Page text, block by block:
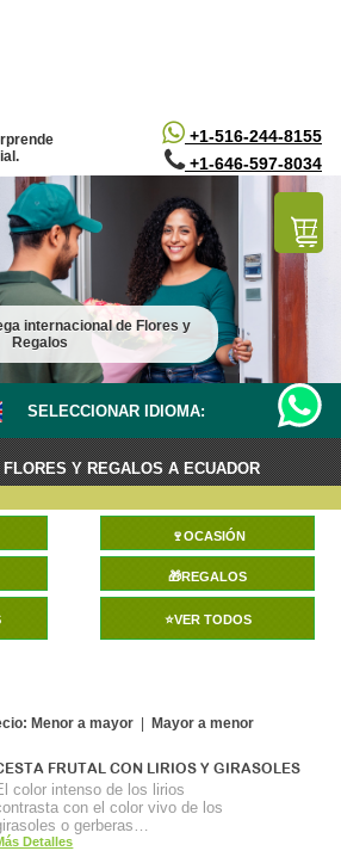
+1-516-244-8155
+1-646-597-8034
internacional de Flores y
Regalos
SELECCIONAR IDIOMA:
Y REGALOS A ECUADOR
🍷OCASIÓN
🎁REGALOS
⭐VER TODOS
Menor a mayor Mayor a menor
FRUTAL CON LIRIOS Y GIRASOLES
color intenso de los lirios
con el color vivo de los
o gerberas…
Detalles